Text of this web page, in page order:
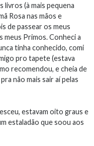
livros (à mais pequena
Rosa nas mãos e
de passear os meus
meus Primos. Conheci a
tinha conhecido, comi
pro tapete (estava
recomendou, e cheia de
não mais sair aí pelas
estavam oito graus e
estaladão que soou aos